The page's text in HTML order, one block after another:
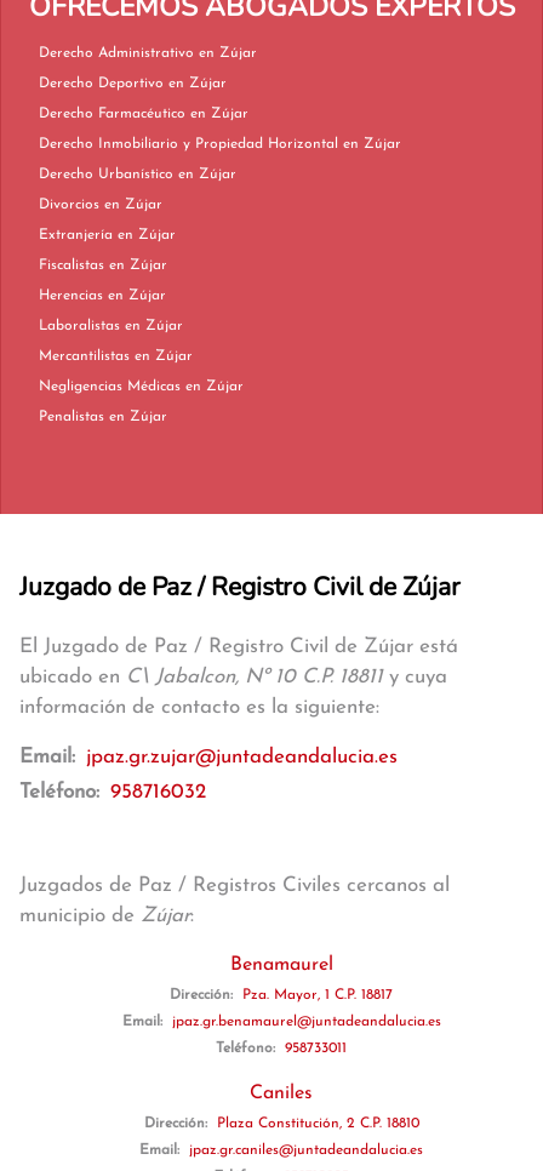
Derecho Administrativo en Zújar
Derecho Deportivo en Zújar
Derecho Farmacéutico en Zújar
Derecho Inmobiliario y Propiedad Horizontal en Zújar
Derecho Urbanístico en Zújar
Divorcios en Zújar
Extranjería en Zújar
Fiscalistas en Zújar
Herencias en Zújar
Laboralistas en Zújar
Mercantilistas en Zújar
Negligencias Médicas en Zújar
Penalistas en Zújar
Juzgado de Paz / Registro Civil de Zújar
El Juzgado de Paz / Registro Civil de Zújar está
ubicado en C\ Jabalcon, Nº 10 C.P. 18811y cuya
información de contacto es la siguiente:
Email: jpaz.gr.zujar@juntadeandalucia.es
Teléfono: 958716032
Juzgados de Paz / Registros Civiles cercanos al
municipio de Zújar:
Benamaurel
Dirección:
Pza. Mayor, 1 C.P. 18817
Email:
jpaz.gr.benamaurel@juntadeandalucia.es
Teléfono:
958733011
Caniles
Dirección:
Plaza Constitución, 2 C.P. 18810
Email:
jpaz.gr.caniles@juntadeandalucia.es